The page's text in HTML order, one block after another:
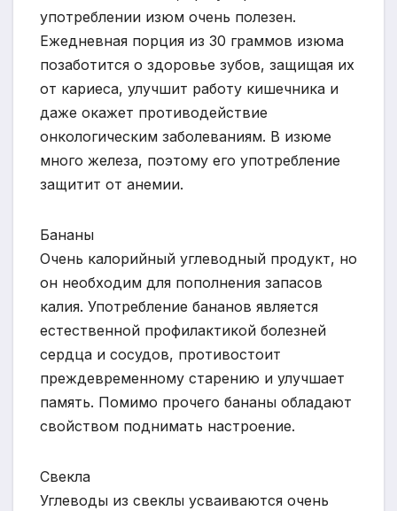
употреблении изюм очень полезен.
Ежедневная порция из 30 граммов изюма
позаботится о здоровье зубов, защищая их
от кариеса, улучшит работу кишечника и
даже окажет противодействие
онкологическим заболеваниям. В изюме
много железа, поэтому его употребление
защитит от анемии.
Бананы
Очень калорийный углеводный продукт, но
он необходим для пополнения запасов
калия. Употребление бананов является
естественной профилактикой болезней
сердца и сосудов, противостоит
преждевременному старению и улучшает
память. Помимо прочего бананы обладают
свойством поднимать настроение.
Свекла
Углеводы из свеклы усваиваются очень